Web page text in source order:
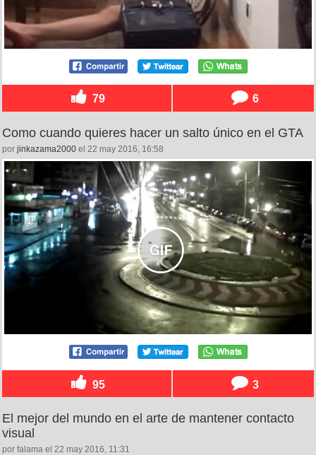
79 6
Como cuando quieres hacer un salto único en el GTA
por jinkazama2000 el 22 may 2016, 16:58
95 3
El mejor del mundo en el arte de mantener contacto
visual
por falama el 22 may 2016, 11:31